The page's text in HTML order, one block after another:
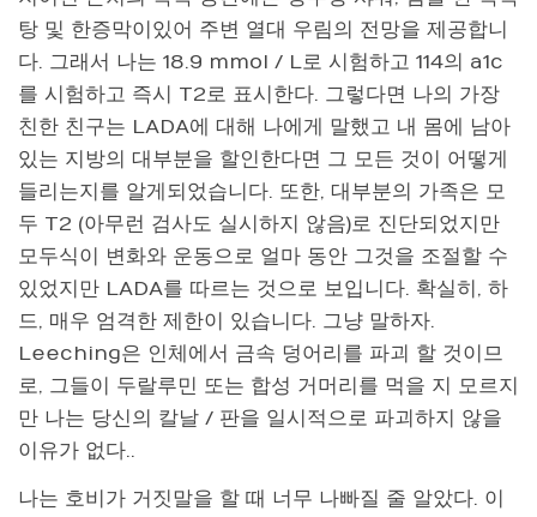
탕 및 한증막이있어 주변 열대 우림의 전망을 제공합니
다. 그래서 나는 18.9 mmol / L로 시험하고 114의 a1c
를 시험하고 즉시 T2로 표시한다. 그렇다면 나의 가장
친한 친구는 LADA에 대해 나에게 말했고 내 몸에 남아
있는 지방의 대부분을 할인한다면 그 모든 것이 어떻게
들리는지를 알게되었습니다. 또한, 대부분의 가족은 모
두 T2 (아무런 검사도 실시하지 않음)로 진단되었지만
모두식이 변화와 운동으로 얼마 동안 그것을 조절할 수
있었지만 LADA를 따르는 것으로 보입니다. 확실히, 하
드, 매우 엄격한 제한이 있습니다. 그냥 말하자.
Leeching은 인체에서 금속 덩어리를 파괴 할 것이므
로, 그들이 두랄루민 또는 합성 거머리를 먹을 지 모르지
만 나는 당신의 칼날 / 판을 일시적으로 파괴하지 않을
이유가 없다..
나는 호비가 거짓말을 할 때 너무 나빠질 줄 알았다. 이